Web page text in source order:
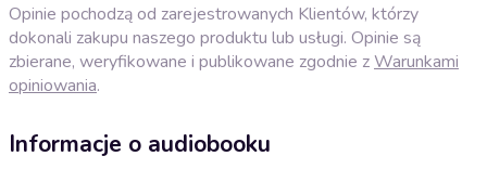
Opinie pochodzą od zarejestrowanych Klientów, którzy
dokonali zakupu naszego produktu lub usługi. Opinie są
zbierane, weryfikowane i publikowane zgodnie zWarunkami
opiniowania.
Informacje o audiobooku